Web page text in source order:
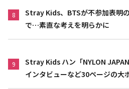
8
Stray Kids、BTSが不参加表明
で…素直な考えを明らかに
9
Stray Kids ハン「NYLON
インタビューなど30ページの大